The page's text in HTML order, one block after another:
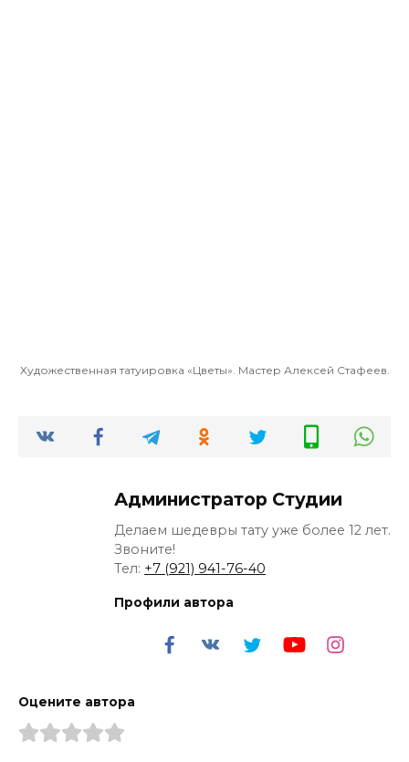
Художественная татуировка «Цветы». Мастер Алексей Стафеев.
Администратор Студии
Делаем шедевры тату уже более 12 лет.
Звоните!
Тел: +7 (921) 941-76-40
Профили автора
Оцените автора